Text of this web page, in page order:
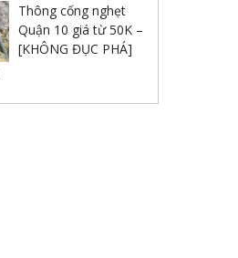
Thông cống nghẹt
Quận 10 giá từ 50K –
[KHÔNG ĐỤC PHÁ]